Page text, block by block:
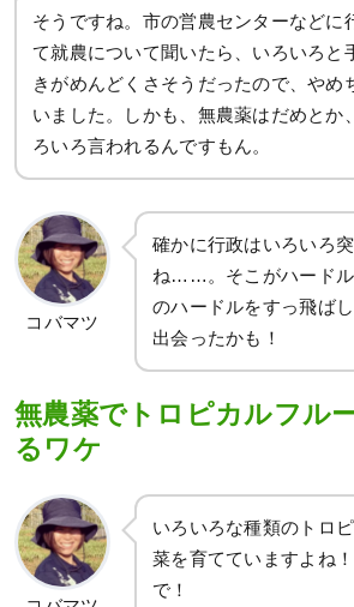
そうですね。市の営農センターなどに
て就農について聞いたら、いろいろと
きがめんどくさそうだったので、やめ
いました。しかも、無農薬はだめとか
ろいろ言われるんですもん。
コバマツ
確かに行政はいろいろ
ね……。そこがハードル
のハードルをすっ飛ば
出会ったかも！
無農薬でトロピカルフル
るワケ
いろいろな種類のトロ
菜を育てていますよね
で！